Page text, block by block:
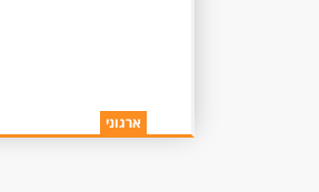
ארגוני